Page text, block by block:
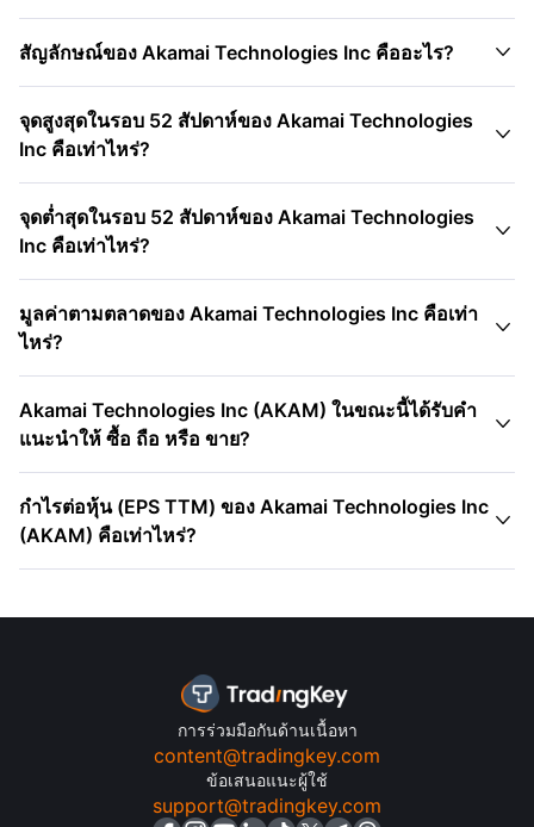
สัญลักษณ์ของ Akamai Technologies Inc คืออะไร? 
จุดสูงสุดในรอบ 52 สัปดาห์ของ Akamai Technologies
Inc คือเท่าไหร่?

จุดต่ำสุดในรอบ 52 สัปดาห์ของ Akamai Technologies
Inc คือเท่าไหร่?

มูลค่าตามตลาดของ Akamai Technologies Inc คือเท่า
ไหร่?

Akamai Technologies Inc (AKAM) ในขณะนี้ได้รับคำ
แนะนำให้ ซื้อ ถือ หรือ ขาย?

กําไรต่อหุ้น (EPS TTM) ของ Akamai Technologies Inc
(AKAM) คือเท่าไหร่?

การร่วมมือกันด้านเนื้อหา
content@tradingkey.com
ข้อเสนอแนะผู้ใช้
support@tradingkey.com